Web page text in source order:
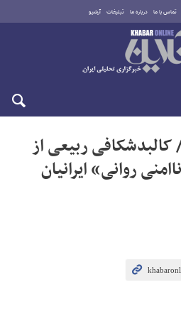
تماس با ما درباره ما تبلیغات آرشیو
ربیعی از
روانی» ایرانیان